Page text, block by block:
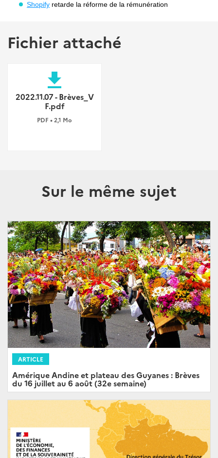
Shopify retarde la réforme de la rémunération
Fichier attaché
file_download
2022.11.07 - Brèves_V
F.pdf
PDF • 2,1 Mo
Sur le même sujet
ARTICLE
Amérique Andine et plateau des Guyanes : Brèves
du 16 juillet au 6 août (32e semaine)